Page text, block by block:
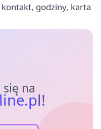
godziny, karta
na